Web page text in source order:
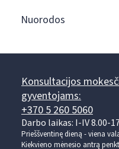
Nuorodos
Konsultacijos
gyventojams:
+370 5 260 5060
Darbo laikas: I-IV 8.00-
Prieššventinę dieną - viena
Kiekvieno mėnesio antrą